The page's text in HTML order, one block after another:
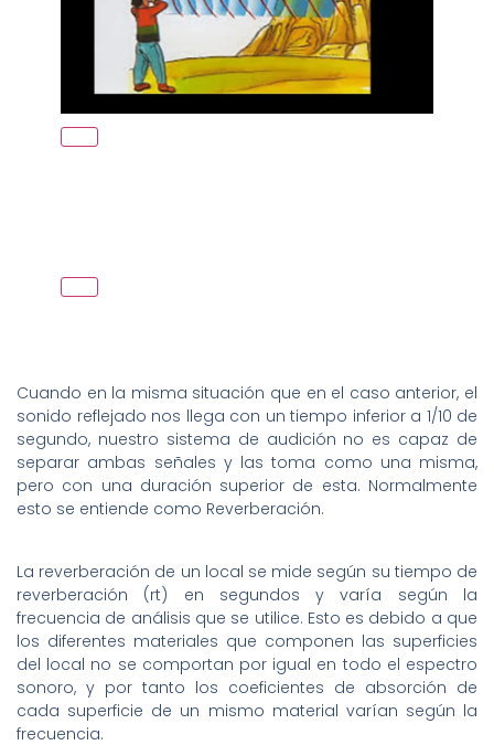
Cuando en la misma situación que en el caso anterior, el
sonido reflejado nos llega con un tiempo inferior a 1/10 de
segundo, nuestro sistema de audición no es capaz de
separar ambas señales y las toma como una misma,
pero con una duración superior de esta. Normalmente
esto se entiende como Reverberación.
La reverberación de un local se mide según su tiempo de
reverberación (rt) en segundos y varía según la
frecuencia de análisis que se utilice. Esto es debido a que
los diferentes materiales que componen las superficies
del local no se comportan por igual en todo el espectro
sonoro, y por tanto los coeficientes de absorción de
cada superficie de un mismo material varían según la
frecuencia.